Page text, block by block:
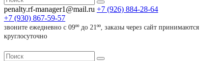
penalty.rf-manager1@mail.ru +7 (926) 884-28-64
+7 (930) 867-59-57
звоните ежедневно с 09ºº до 21ºº, заказы через сайт принимаются
круглосуточно